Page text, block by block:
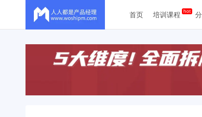
首页 培训课程